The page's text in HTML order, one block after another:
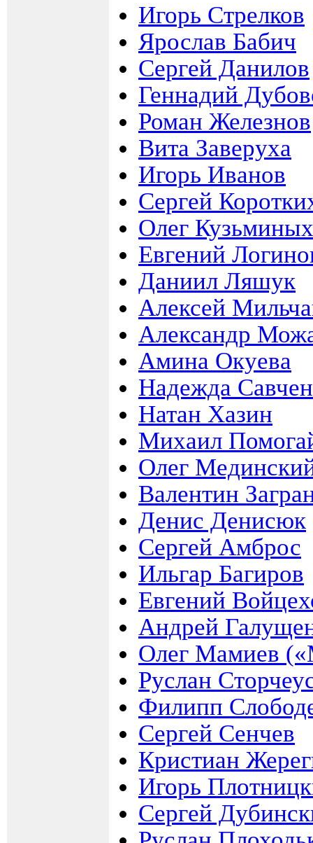
Игорь Стрелков
Ярослав Бабич
Сергей Данилов
Геннадий
Роман Железнов
Вита Заверуха
Игорь Иванов
Сергей
Олег Кузьминых
Евгений
Даниил Ляшук
Алексей
Александр
Амина Окуева
Надежда
Натан Хазин
Михаил
Олег
Валентин
Денис Денисюк
Сергей Амброс
Ильгар Багиров
Евгений
Андрей
Олег Мамиев
Руслан
Филипп
Сергей Сенчев
Кристиан
Игорь
Сергей